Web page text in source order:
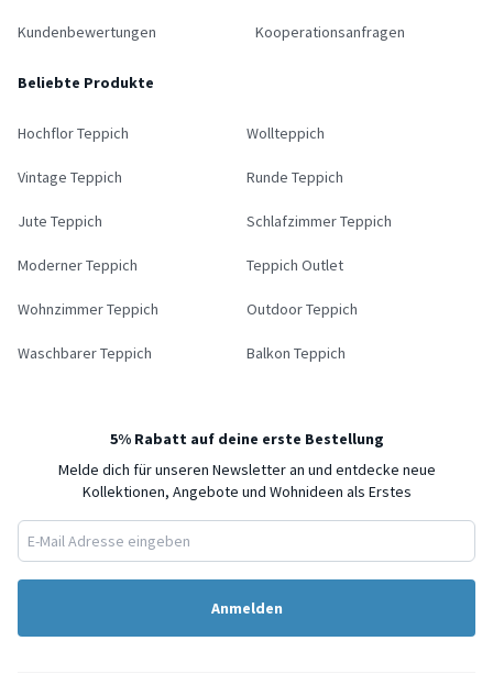
Kundenbewertungen Kooperationsanfragen
Beliebte Produkte
Hochflor Teppich Wollteppich
Vintage Teppich Runde Teppich
Jute Teppich Schlafzimmer Teppich
Moderner Teppich Teppich Outlet
Wohnzimmer Teppich Outdoor Teppich
Waschbarer Teppich Balkon Teppich
5% Rabatt auf deine erste Bestellung
Melde dich für unseren Newsletter an und entdecke neue
Kollektionen, Angebote und Wohnideen als Erstes
Anmelden